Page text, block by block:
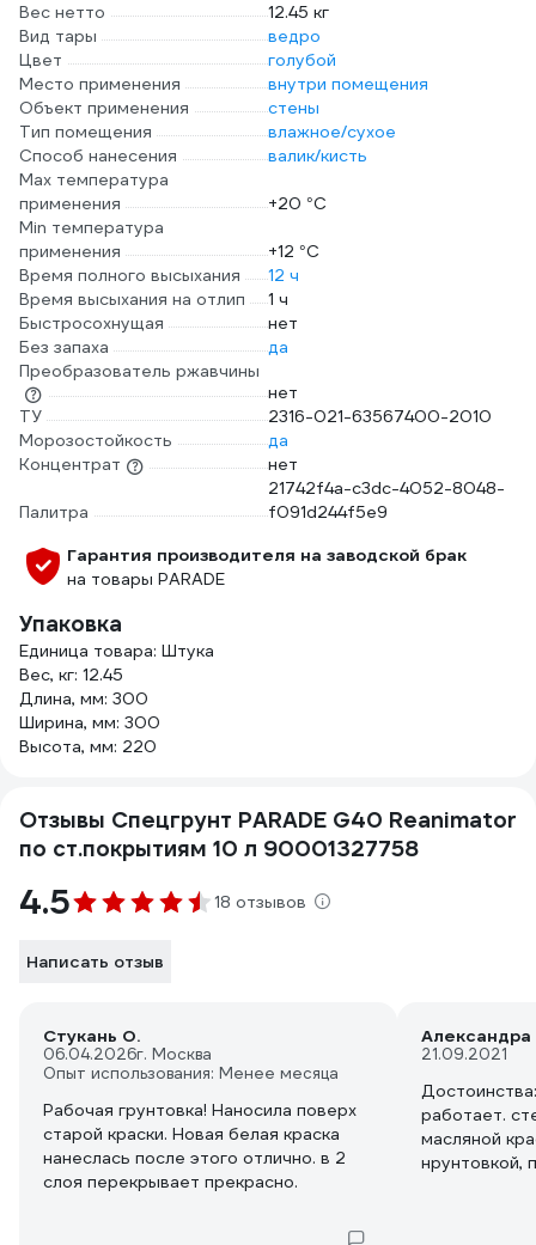
Вес нетто
12.45 кг
Вид тары
ведро
Цвет
голубой
Место применения
внутри помещения
Объект применения
стены
Тип помещения
влажное/сухое
Способ нанесения
валик/кисть
Max температура
применения
+20 °С
Min температура
применения
+12 °С
Время полного высыхания
12 ч
Время высыхания на отлип
1 ч
Быстросохнущая
нет
Без запаха
да
Преобразователь ржавчины
нет
ТУ
2316-021-63567400-2010
Морозостойкость
да
Концентрат
нет
Палитра
21742f4a-c3dc-4052-8048-
f091d244f5e9
Гарантия производителя на заводской брак
на товары PARADE
Упаковка
Единица товара: Штука
Вес, кг: 12.45
Длина, мм: 300
Ширина, мм: 300
Высота, мм: 220
Отзывы Спецгрунт PARADE G40 Reanimator
по ст.покрытиям 10 л 90001327758
4.5 18 отзывов
Написать отзыв
Стукань О.
06.04.2026г. Москва
Опыт использования: Менее месяца
Рабочая грунтовка! Наносила поверх
старой краски. Новая белая краска
нанеслась после этого отлично. в 2
слоя перекрывает прекрасно.
Александра
21.09.2021
работает.
масляной
нрунтовкой,